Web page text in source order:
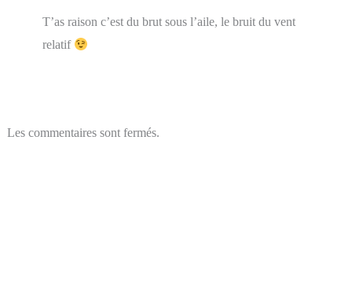
T’as raison c’est du brut sous l’aile, le bruit du vent
relatif
Les commentaires sont fermés.